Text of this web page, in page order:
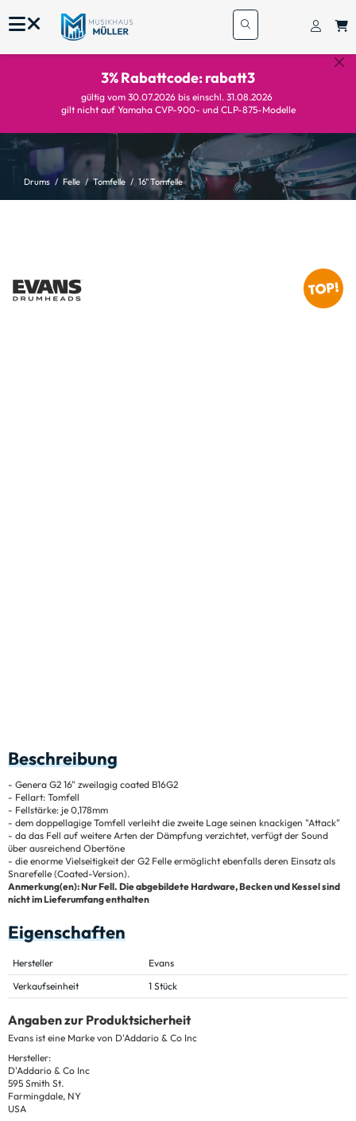
3% Rabattcode: rabatt3
gültig vom 30.07.2026 bis einschl. 31.08.2026
gilt nicht auf Yamaha CVP-900- und CLP-875-Modelle
Drums Felle Tomfelle 16" Tomfelle
Beschreibung
- Genera G2 16" zweilagig coated B16G2
- Fellart: Tomfell
- Fellstärke: je 0,178mm
- dem doppellagige Tomfell verleiht die zweite Lage seinen knackigen "Attack"
- da das Fell auf weitere Arten der Dämpfung verzichtet, verfügt der Sound
über ausreichend Obertöne
- die enorme Vielseitigkeit der G2 Felle ermöglicht ebenfalls deren Einsatz als
Snarefelle (Coated-Version).
Anmerkung(en): Nur Fell. Die abgebildete Hardware, Becken und Kessel sind
nicht im Lieferumfang enthalten
Eigenschaften
Hersteller
Evans
Verkaufseinheit
1 Stück
Angaben zur Produktsicherheit
Evans ist eine Marke von D'Addario & Co Inc
Hersteller:
D'Addario & Co Inc
595 Smith St.
Farmingdale, NY
USA